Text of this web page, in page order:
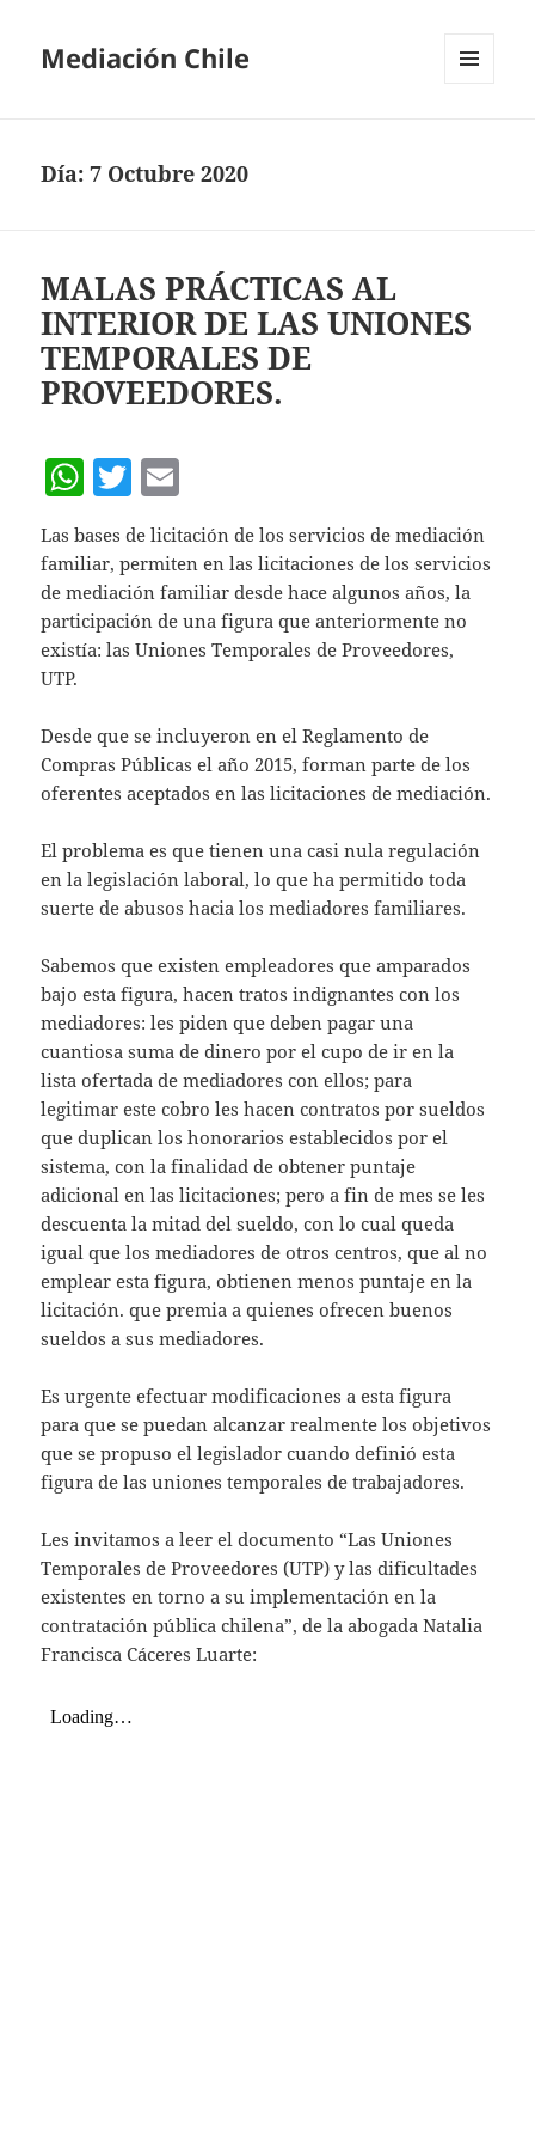
Mediación Chile
Día:7 Octubre 2020
MALAS PRÁCTICAS AL
INTERIOR DE LAS UNIONES
TEMPORALES DE
PROVEEDORES.
W
at
s
A
p
T
w
itt
er
m
ai
l
Las bases de licitación de los servicios de mediación
familiar, permiten en las licitaciones de los servicios
de mediación familiar desde hace algunos años, la
participación de una figura que anteriormente no
existía: las Uniones Temporales de Proveedores,
UTP.
Desde que se incluyeron en el Reglamento de
Compras Públicas el año 2015, forman parte de los
oferentes aceptados en las licitaciones de mediación.
El problema es que tienen una casi nula regulación
en la legislación laboral, lo que ha permitido toda
suerte de abusos hacia los mediadores familiares.
Sabemos que existen empleadores que amparados
bajo esta figura, hacen tratos indignantes con los
mediadores: les piden que deben pagar una
cuantiosa suma de dinero por el cupo de ir en la
lista ofertada de mediadores con ellos; para
legitimar este cobro les hacen contratos por sueldos
que duplican los honorarios establecidos por el
sistema, con la finalidad de obtener puntaje
adicional en las licitaciones; pero a fin de mes se les
descuenta la mitad del sueldo, con lo cual queda
igual que los mediadores de otros centros, que al no
emplear esta figura, obtienen menos puntaje en la
licitación. que premia a quienes ofrecen buenos
sueldos a sus mediadores.
Es urgente efectuar modificaciones a esta figura
para que se puedan alcanzar realmente los objetivos
que se propuso el legislador cuando definió esta
figura de las uniones temporales de trabajadores.
Les invitamos a leer el documento “Las Uniones
Temporales de Proveedores (UTP) y las dificultades
existentes en torno a su implementación en la
contratación pública chilena”, de la abogada Natalia
Francisca Cáceres Luarte: